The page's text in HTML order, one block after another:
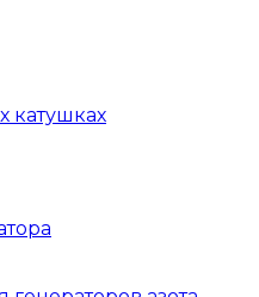
катушках